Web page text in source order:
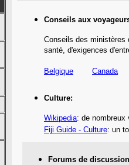
Conseils aux
Conseils des ministères
santé, d'exigences
Belgique Canada
Culture:
Wikipedia: de nombreux
Fiji Guide - Culture: un
Forums de